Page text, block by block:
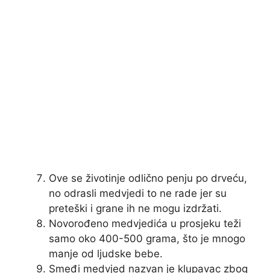
Ove se životinje odlično penju po drveću,
no odrasli medvjedi to ne rade jer su
preteški i grane ih ne mogu izdržati.
Novorođeno medvjedića u prosjeku teži
samo oko 400-500 grama, što je mnogo
manje od ljudske bebe.
Smeđi medvjed nazvan je klupavac zbog